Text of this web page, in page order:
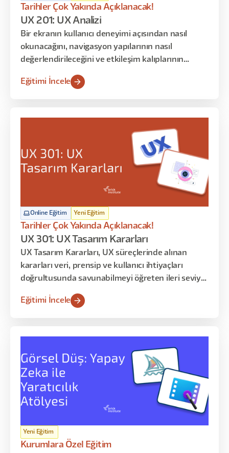
Tarihler Çok Yakında Açıklanacak!
UX 201: UX Analizi
Bir ekranın kullanıcı deneyimi açısından nasıl
okunacağını, navigasyon yapılarının nasıl
değerlendirileceğini ve etkileşim kalıplarının
öğrenirsiniz. Bu programın amacı tasarım
Eğitimi İncele
Online Eğitim Yeni Eğitim
Tarihler Çok Yakında Açıklanacak!
UX 301: UX Tasarım Kararları
UX Tasarım Kararları, UX süreçlerinde alınan
kararları veri, prensip ve kullanıcı ihtiyaçları
doğrultusunda savunabilmeyi öğreten ileri seviye
üretmeyi değil, alınan kararların nedenlerini
üzerine kuruludur.
Eğitimi İncele
Yeni Eğitim
Kurumlara Özel Eğitim